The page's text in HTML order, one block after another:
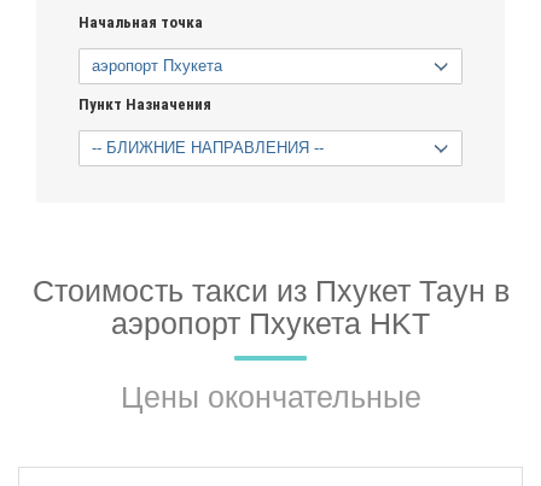
Начальная точка
Пункт Назначения
Стоимость такси из Пхукет Таун в
аэропорт Пхукета HKT
Цены окончательные